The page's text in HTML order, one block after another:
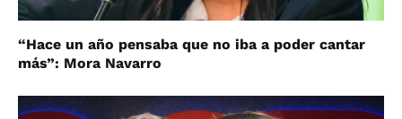
“Hace un año pensaba que no iba a poder cantar
más”: Mora Navarro